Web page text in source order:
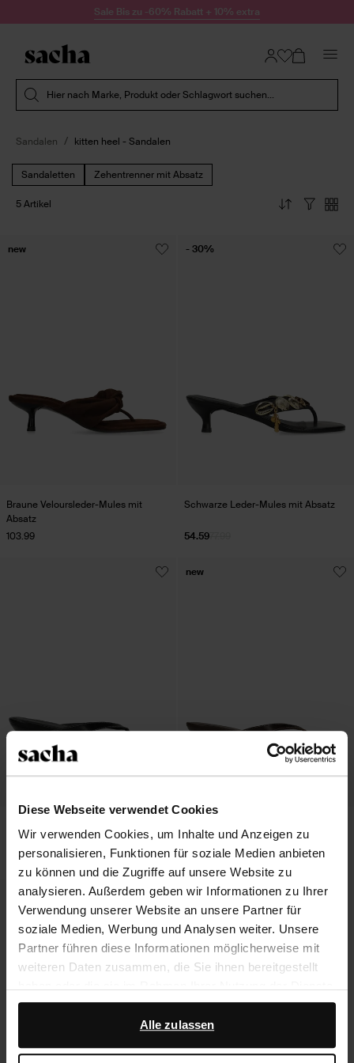
Diese Webseite verwendet Cookies
Wir verwenden Cookies, um Inhalte und Anzeigen zu
personalisieren, Funktionen für soziale Medien anbieten
zu können und die Zugriffe auf unsere Website zu
analysieren. Außerdem geben wir Informationen zu Ihrer
Verwendung unserer Website an unsere Partner für
soziale Medien, Werbung und Analysen weiter. Unsere
Partner führen diese Informationen möglicherweise mit
weiteren Daten zusammen, die Sie ihnen bereitgestellt
gesammelt haben.
Darüber hinaus arbeiten wir mit Google zu Werbe- und
Alle zulassen
Zum Inhalt springenSale Bis zu -60% Rabatt + 10% extra
Hier nach Marke, Produkt oder Schlagwort suchen...
Sandalen kitten heel - Sandalen
Sandaletten Zehentrenner mit Absatz
5 Artikel
Braune Veloursleder-Mules mit
Absatz
103.99
new
Schwarze Leder-Mules mit Absatz
54.59
- 30%
Schwarze Leder-Mules mit Absatz
72.99
Braune Leder-Mules mit Absatz
72.99
new
- 60%